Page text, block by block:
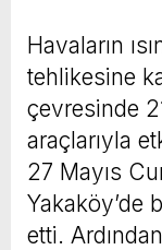
Havaların
tehlikesine
çevresinde
araçlarıyla
27 Mayıs
Yakaköy’de
etti.